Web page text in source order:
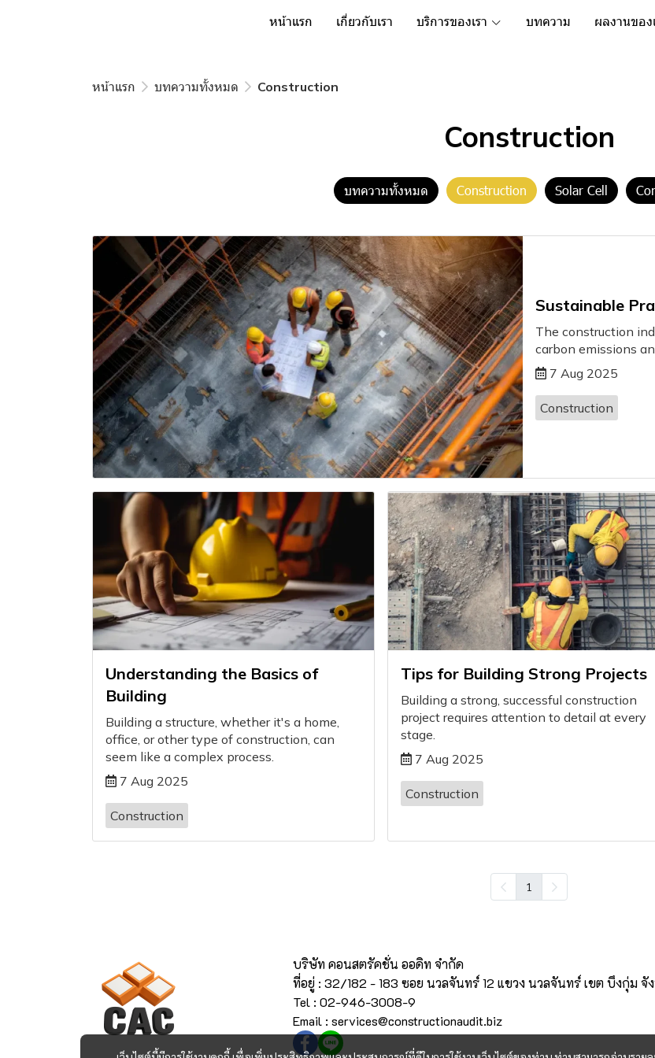
หน้าแรก เกี่ยวกับเรา บริการของเรา บทความ ผลงานของ
หน้าแรก บทความทั้งหมด Construction
Construction
บทความทั้งหมด Construction Solar Cell
Sustainable
The construction
carbon emissions
7 Aug 2025
Construction
Understanding the Basics of
Building
Building a structure, whether it's a home,
office, or other type of construction, can
seem like a complex process.
7 Aug 2025
Construction
Tips for Building Strong Projects
Building a strong, successful construction
project requires attention to detail at every
stage.
7 Aug 2025
Construction
1
บริษัท คอนสตรัคชั่น ออดิท จำกัด
ที่อยู่ : 32/182 - 183 ซอย นวลจันทร์ 12 แขวง นวลจันทร์ เขต บึงกุ่ม จั
Tel : 02-946-3008-9
Email : services@constructionaudit.biz